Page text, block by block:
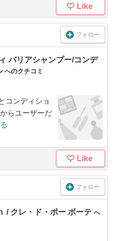
Like
フォロー
バリアシャンプー/コンデ
へのクチコミ
コンディショ
らユーザーだ
Like
フォロー
/ クレ・ド・ポー ボーテ へ